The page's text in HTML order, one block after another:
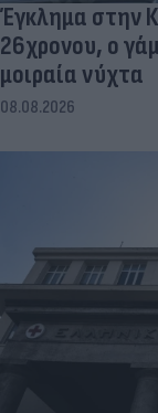
Έγκλημα στην
26χρονου, ο
μοιραία νύχτα
08.08.2026